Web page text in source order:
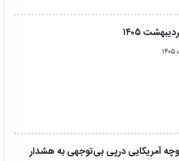
به ناوچه آمریکایی درپی بی‌توجهی به هشدار